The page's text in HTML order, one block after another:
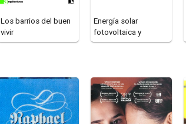
Los barrios del buen
vivir
Energía solar
fotovoltaica y
aerotermia